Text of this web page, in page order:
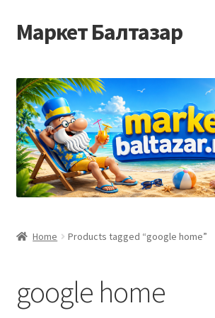
Skip
to
Skip
to
Маркет Балтазар
Checkout
Homepage
Privacy Policy
Корисничка подршка
Home Products tagged “google home”
google home